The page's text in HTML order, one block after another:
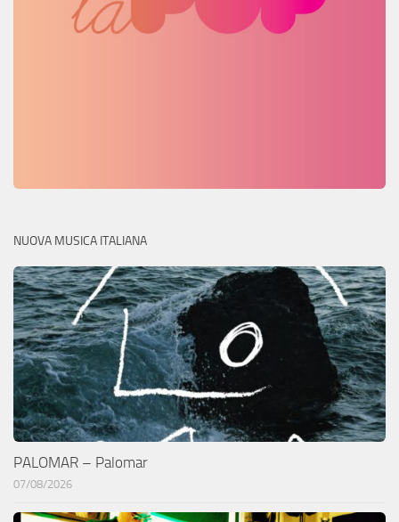
NUOVA MUSICA ITALIANA
PALOMAR – Palomar
07/08/2026